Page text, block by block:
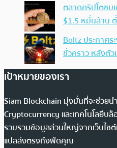
ตลาดคริปโตซบ
$1.5 หมื่นล้าน
Boltz ประกาศร
ชั่วคราว หลังตัว
เป้าหมายของเรา
Siam Blockchain มุ่งมั่นที่จะช่วยน
Cryptocurrency และเทคโนโลยีบ
รวบรวมข้อมูลส่วนใหญ่จากเว็บไซต์
แปลส่งตรงถึงฟีดคุณ